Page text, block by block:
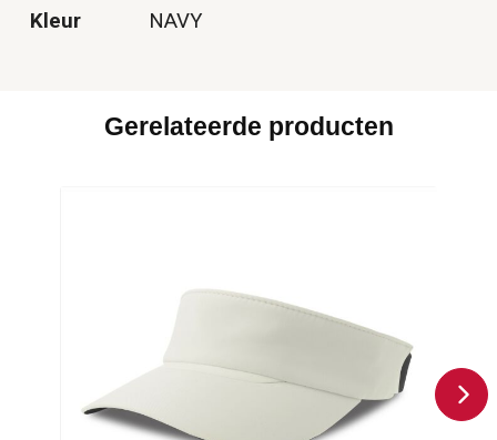
Kleur NAVY
Gerelateerde producten